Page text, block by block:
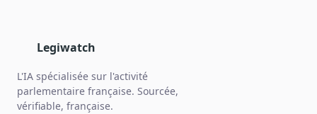
Legiwatch
L'IA spécialisée sur l'activité
parlementaire française. Sourcée,
vérifiable, française.